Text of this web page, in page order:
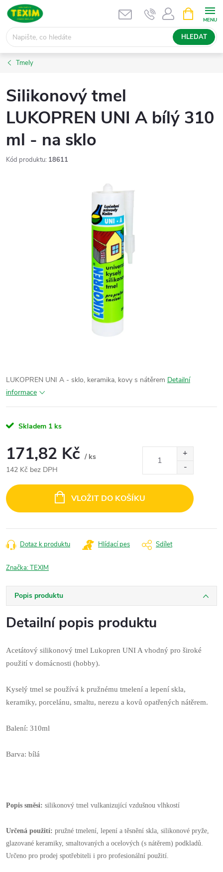
Přejít
obsah
HLEDAT
NÁKUPNÍ
KOŠÍK
Tmely
Silikonový tmel
LUKOPREN UNI A bílý 310
ml - na sklo
Kód produktu: 18611
LUKOPREN UNI A - sklo, keramika, kovy s nátěrem Detailní
informace
Skladem 1 ks
171,82 Kč / ks
142 Kč bez DPH
cena:
VLOŽIT DO KOŠÍKU
Dotaz k produktu Hlídací pes Sdílet
Značka:TEXIM
Popis produktu
Detailní popis produktu
Acetátový silikonový tmel Lukopren UNI A vhodný pro široké
použití v domácnosti (hobby).
Kyselý tmel se používá k pružnému tmelení a lepení skla,
keramiky, porcelánu, smaltu, nerezu a kovů opatřených nátěrem.
Balení: 310ml
Barva: bílá
Popis směsi: silikonový tmel vulkanizující vzdušnou vlhkostí
Určená použití: pružné tmelení, lepení a těsnění skla, silikonové pryže,
glazované keramiky, smaltovaných a ocelových (s nátěrem) podkladů.
Určeno pro prodej spotřebiteli i pro profesionální použití.